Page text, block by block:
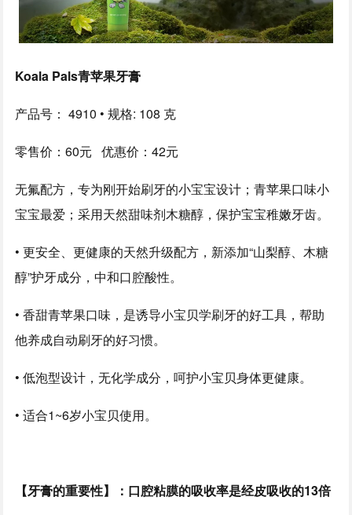
Koala Pals青苹果牙膏
产品号： 4910 • 规格: 108 克
零售价：60元 优惠价：42元
无氟配方，专为刚开始刷牙的小宝宝设计；青苹果口味小
宝宝最爱；采用天然甜味剂木糖醇，保护宝宝稚嫩牙齿。
• 更安全、更健康的天然升级配方，新添加“山梨醇、木糖
醇”护牙成分，中和口腔酸性。
• 香甜青苹果口味，是诱导小宝贝学刷牙的好工具，帮助
他养成自动刷牙的好习惯。
• 低泡型设计，无化学成分，呵护小宝贝身体更健康。
• 适合1~6岁小宝贝使用。
【牙膏的重要性】：口腔粘膜的吸收率是经皮吸收的13倍